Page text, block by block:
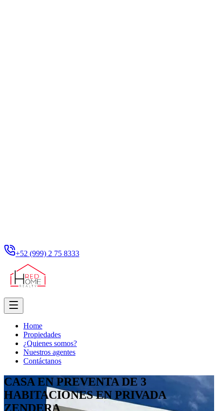
+52 (999) 2 75 8333
Home
Propiedades
¿Quienes somos?
Nuestros agentes
Contáctanos
CASA EN PREVENTA DE 3
HABITACIONES EN PRIVADA
ZENDERA